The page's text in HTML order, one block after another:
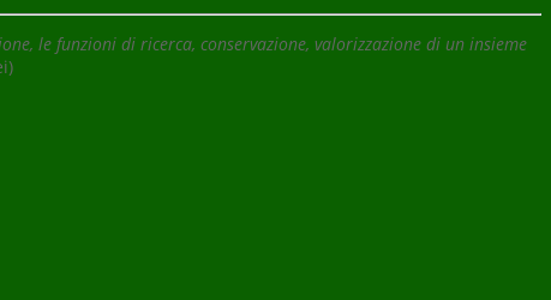
le funzioni di ricerca, conservazione, valorizzazione di un insieme